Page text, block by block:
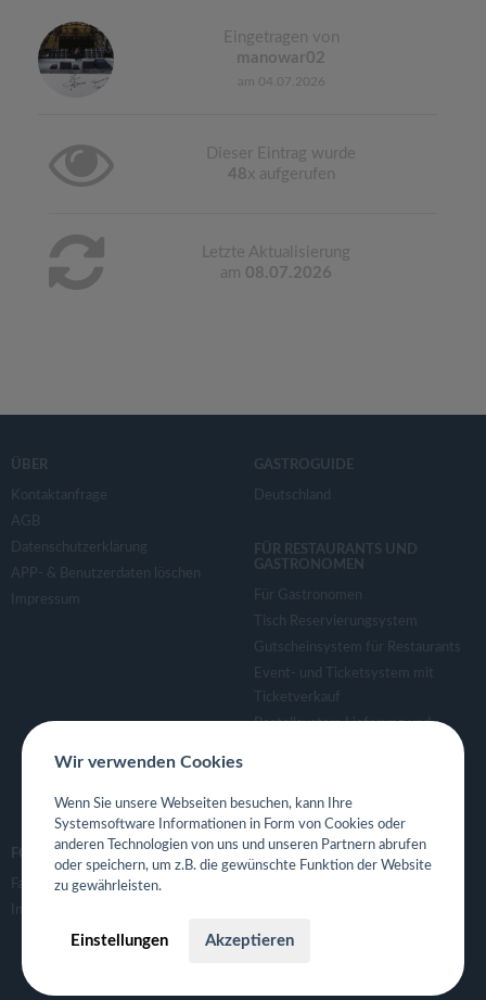
Eingetragen von
manowar02
am 04.07.2026
Dieser Eintrag wurde
48x aufgerufen
Letzte Aktualisierung
am 08.07.2026
ÜBER
Kontaktanfrage
AGB
Datenschutzerklärung
APP- & Benutzerdaten löschen
Impressum
GASTROGUIDE
Deutschland
FÜR RESTAURANTS UND
GASTRONOMEN
Für Gastronomen
Tisch Reservierungsystem
Gutscheinsystem für Restaurants
Event- und Ticketsystem mit
Ticketverkauf
Bestellsystem Lieferung und
Eigene App für Restaurant
FOLGE UNS
Facebook
Instagram
Wir verwenden Cookies
Wenn Sie unsere Webseiten besuchen, kann Ihre
Systemsoftware Informationen in Form von Cookies oder
anderen Technologien von uns und unseren Partnern abrufen
oder speichern, um z.B. die gewünschte Funktion der Website
zu gewährleisten.
Einstellungen Akzeptieren